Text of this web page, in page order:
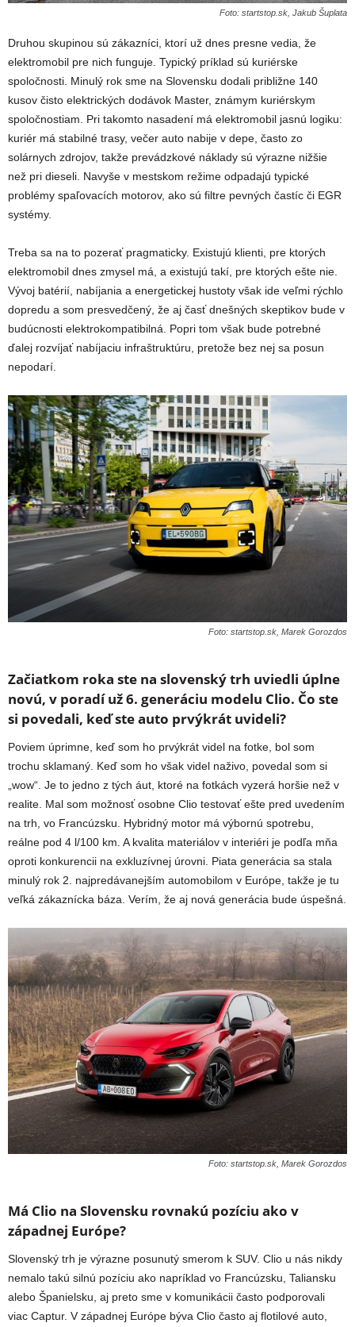
Foto: startstop.sk, Jakub Šuplata
Druhou skupinou sú zákazníci, ktorí už dnes presne vedia, že
elektromobil pre nich funguje. Typický príklad sú kuriérske
spoločnosti. Minulý rok sme na Slovensku dodali približne 140
kusov čisto elektrických dodávok Master, známym kuriérskym
spoločnostiam. Pri takomto nasadení má elektromobil jasnú logiku:
kuriér má stabilné trasy, večer auto nabije v depe, často zo
solárnych zdrojov, takže prevádzkové náklady sú výrazne nižšie
než pri dieseli. Navyše v mestskom režime odpadajú typické
problémy spaľovacích motorov, ako sú filtre pevných častíc či EGR
systémy.
Treba sa na to pozerať pragmaticky. Existujú klienti, pre ktorých
elektromobil dnes zmysel má, a existujú takí, pre ktorých ešte nie.
Vývoj batérií, nabíjania a energetickej hustoty však ide veľmi rýchlo
dopredu a som presvedčený, že aj časť dnešných skeptikov bude v
budúcnosti elektrokompatibilná. Popri tom však bude potrebné
ďalej rozvíjať nabíjaciu infraštruktúru, pretože bez nej sa posun
nepodarí.
Foto: startstop.sk, Marek Gorozdos
Začiatkom roka ste na slovenský trh uviedli úplne
novú, v poradí už 6. generáciu modelu Clio. Čo ste
si povedali, keď ste auto prvýkrát uvideli?
Poviem úprimne, keď som ho prvýkrát videl na fotke, bol som
trochu sklamaný. Keď som ho však videl naživo, povedal som si
„wow“. Je to jedno z tých áut, ktoré na fotkách vyzerá horšie než v
realite. Mal som možnosť osobne Clio testovať ešte pred uvedením
na trh, vo Francúzsku. Hybridný motor má výbornú spotrebu,
reálne pod 4 l/100 km. A kvalita materiálov v interiéri je podľa mňa
oproti konkurencii na exkluzívnej úrovni. Piata generácia sa stala
minulý rok 2. najpredávanejším automobilom v Európe, takže je tu
veľká zákaznícka báza. Verím, že aj nová generácia bude úspešná.
Foto: startstop.sk, Marek Gorozdos
Má Clio na Slovensku rovnakú pozíciu ako v
západnej Európe?
Slovenský trh je výrazne posunutý smerom k SUV. Clio u nás nikdy
nemalo takú silnú pozíciu ako napríklad vo Francúzsku, Taliansku
alebo Španielsku, aj preto sme v komunikácii často podporovali
viac Captur. V západnej Európe býva Clio často aj flotilové auto,